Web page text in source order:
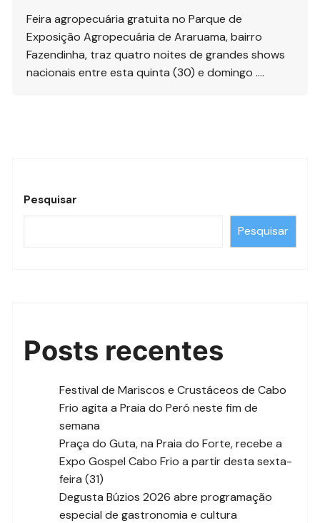
Feira agropecuária gratuita no Parque de
Exposição Agropecuária de Araruama, bairro
Fazendinha, traz quatro noites de grandes shows
nacionais entre esta quinta (30) e domingo ….
Pesquisar
Pesquisar
Posts recentes
Festival de Mariscos e Crustáceos de Cabo
Frio agita a Praia do Peró neste fim de
semana
Praça do Guta, na Praia do Forte, recebe a
Expo Gospel Cabo Frio a partir desta sexta-
feira (31)
Degusta Búzios 2026 abre programação
especial de gastronomia e cultura